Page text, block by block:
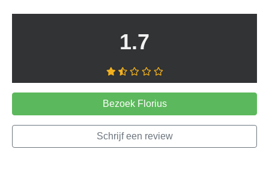
1.7
Bezoek Florius
Schrijf een review